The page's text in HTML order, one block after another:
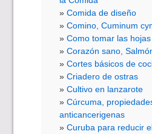
Comida de diseño
Comino, Cuminum
Como tomar las
Corazón sano,
Cortes básicos de
Criadero de ostras
Cultivo en lanzarote
Cúrcuma,
anticancerigenas
Curuba para reducir